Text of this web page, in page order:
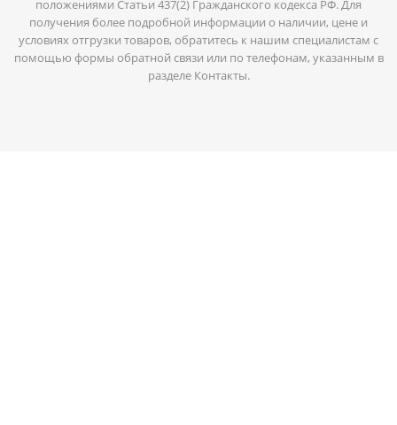
положениями Статьи 437(2) Гражданского кодекса РФ. Для
получения более подробной информации о наличии, цене и
условиях отгрузки товаров, обратитесь к нашим специалистам с
помощью формы обратной связи или по телефонам, указанным в
разделе Контакты.